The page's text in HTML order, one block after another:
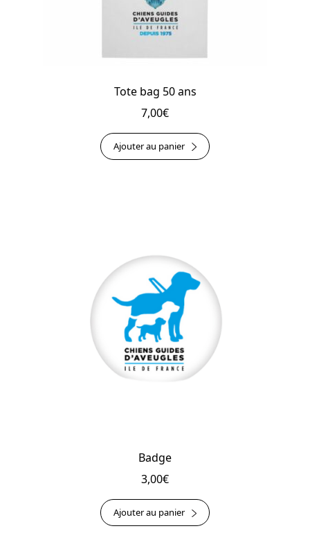
Tote bag 50 ans
7,00€
Ajouter au panier
Badge
3,00€
Ajouter au panier